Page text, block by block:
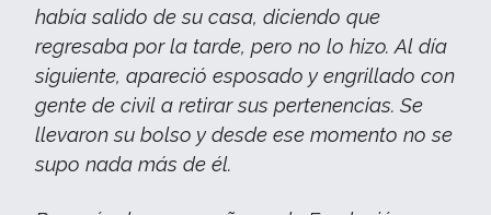
había salido de su casa, diciendo que
regresaba por la tarde, pero no lo hizo. Al día
siguiente, apareció esposado y engrillado con
gente de civil a retirar sus pertenencias. Se
llevaron su bolso y desde ese momento no se
supo nada más de él.